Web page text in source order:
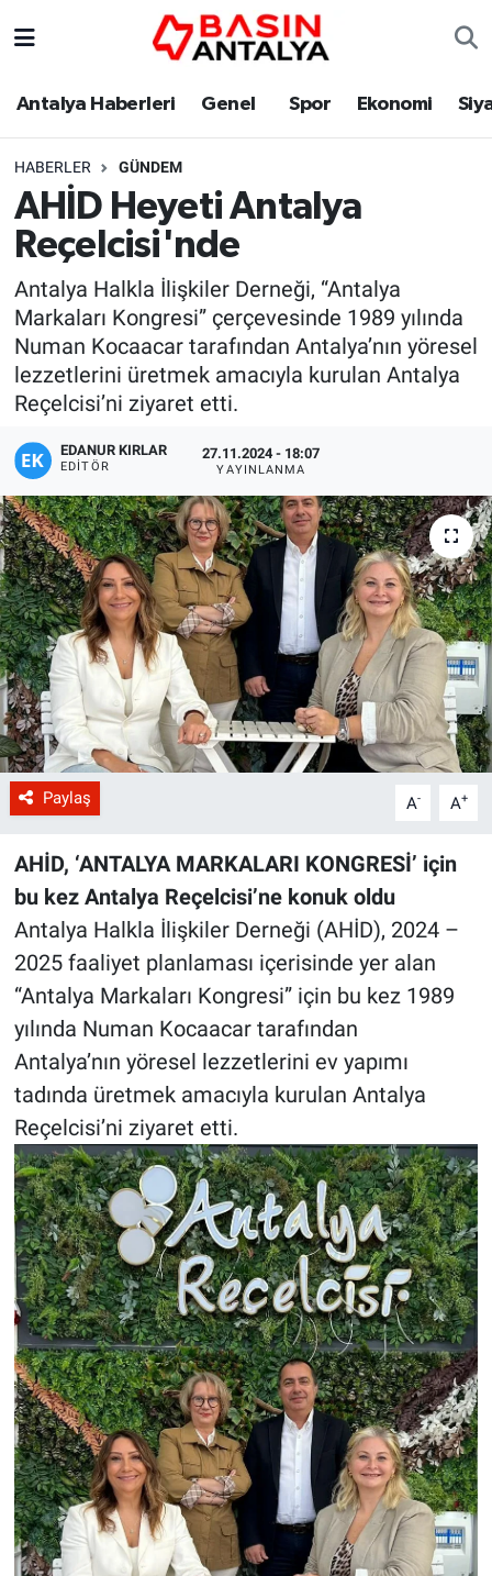
Antalya Haberleri Genel Spor Ekonomi
HABERLER GÜNDEM
AHİD Heyeti Antalya
Reçelcisi'nde
Antalya Halkla İlişkiler Derneği, “Antalya
Markaları Kongresi” çerçevesinde 1989 yılında
Numan Kocaacar tarafından Antalya’nın yöresel
lezzetlerini üretmek amacıyla kurulan Antalya
Reçelcisi’ni ziyaret etti.
EDANUR KIRLAR
EDITÖR
27.11.2024 - 18:07
YAYINLANMA
Paylaş A- A+
AHİD, ‘ANTALYA MARKALARI KONGRESİ’ için
bu kez Antalya Reçelcisi’ne konuk oldu
Antalya Halkla İlişkiler Derneği (AHİD), 2024 –
2025 faaliyet planlaması içerisinde yer alan
“Antalya Markaları Kongresi” için bu kez 1989
yılında Numan Kocaacar tarafından
Antalya’nın yöresel lezzetlerini ev yapımı
tadında üretmek amacıyla kurulan Antalya
Reçelcisi’ni ziyaret etti.